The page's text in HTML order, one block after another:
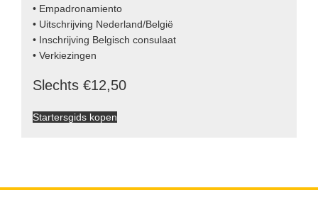
• Empadronamiento
• Uitschrijving Nederland/België
• Inschrijving Belgisch consulaat
• Verkiezingen
Slechts €12,50
Startersgids kopen